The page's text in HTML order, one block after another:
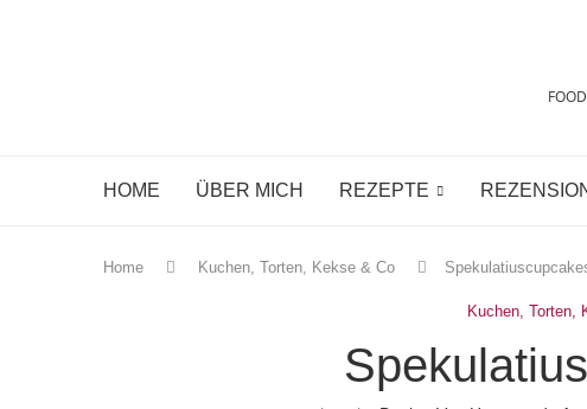
HOME ÜBER MICH REZEPTE
Home Kuchen, Torten, Kekse & Co
Kuchen, Torten,